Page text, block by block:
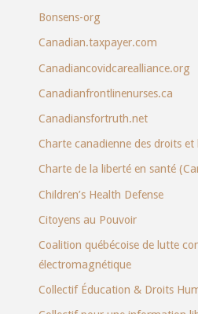
Bonsens-org
Canadian.taxpayer.com
Canadiancovidcarealliance.org
Canadianfrontlinenurses.ca
Canadiansfortruth.net
Charte canadienne des droits et
Charte de la liberté en santé
Children’s Health Defense
Citoyens au Pouvoir
Coalition québécoise de lutte
électromagnétique
Collectif Éducation & Droits